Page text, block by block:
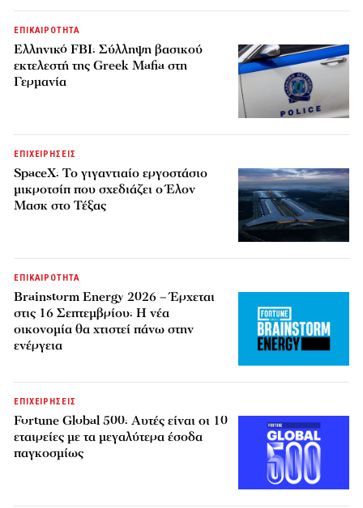
ΕΠΙΚΑΙΡΟΤΗΤΑ
Ελληνικό FBI: Σύλληψη βασικού
εκτελεστή της Greek Mafia στη
Γερμανία
ΕΠΙΧΕΙΡΗΣΕΙΣ
SpaceX: Το γιγαντιαίο εργοστάσιο
μικροτσίπ που σχεδιάζει ο Έλον
Μασκ στο Τέξας
ΕΠΙΚΑΙΡΟΤΗΤΑ
Brainstorm Energy 2026 – Έρχεται
στις 16 Σεπτεμβρίου: Η νέα
οικονομία θα χτιστεί πάνω στην
ενέργεια
ΕΠΙΧΕΙΡΗΣΕΙΣ
Fortune Global 500: Αυτές είναι οι 10
εταιρείες με τα μεγαλύτερα έσοδα
παγκοσμίως